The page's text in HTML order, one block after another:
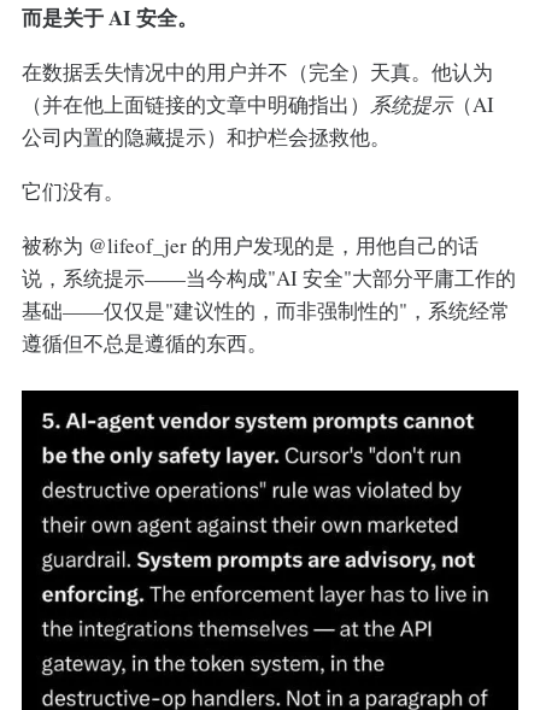
而是关于 AI 安全。
在数据丢失情况中的用户并不（完全）天真。他认为
（并在他上面链接的文章中明确指出） 系统提示（AI
公司内置的隐藏提示）和护栏会拯救他。
它们没有。
被称为 @lifeof_jer 的用户发现的是，用他自己的话
说，系统提示——当今构成"AI 安全"大部分平庸工作的
基础——仅仅是"建议性的，而非强制性的"，系统经常
遵循但不总是遵循的东西。